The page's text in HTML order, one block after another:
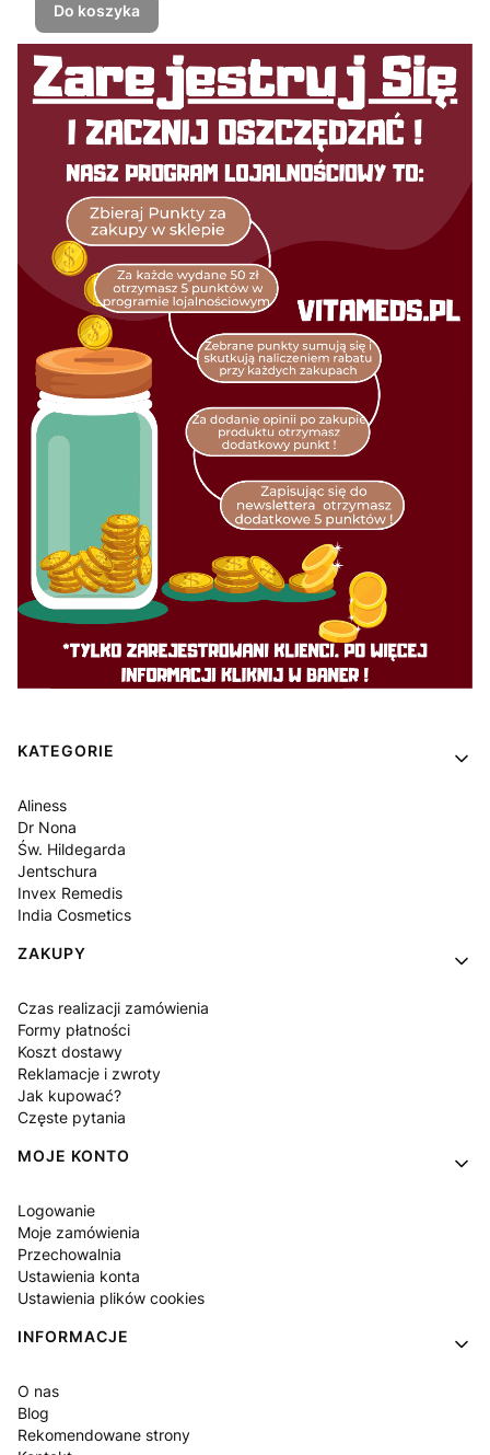
Do koszyka
Linki w stopce
KATEGORIE
Aliness
Dr Nona
Św. Hildegarda
Jentschura
Invex Remedis
India Cosmetics
ZAKUPY
Czas realizacji zamówienia
Formy płatności
Koszt dostawy
Reklamacje i zwroty
Jak kupować?
Częste pytania
MOJE KONTO
Logowanie
Moje zamówienia
Przechowalnia
Ustawienia konta
Ustawienia plików cookies
INFORMACJE
O nas
Blog
Rekomendowane strony